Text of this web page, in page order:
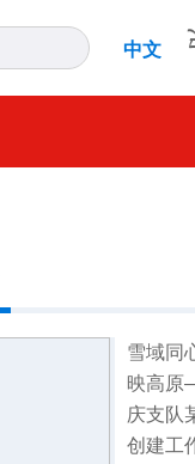
中文
雪域同
映高原
庆支队
创建工